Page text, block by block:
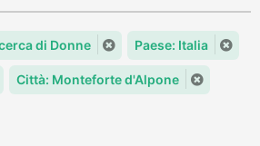
di Donne Paese: Italia
Città: Monteforte d'Alpone